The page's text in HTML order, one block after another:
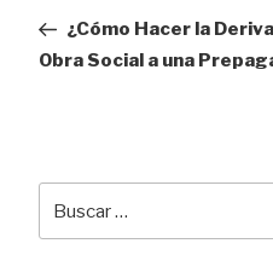
de
entradas
anterior
¿Cómo Hacer la
Obra Social a una